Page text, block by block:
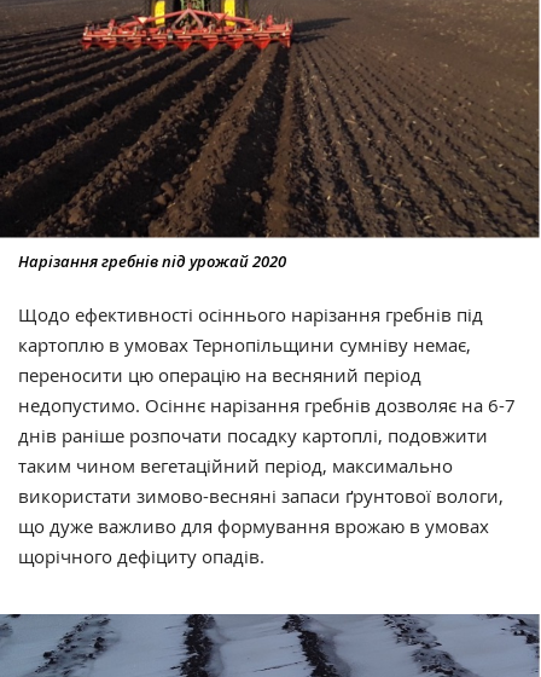
Нарізання гребнів під урожай 2020
Щодо ефективності осіннього нарізання гребнів під
картоплю в умовах Тернопільщини сумніву немає,
переносити цю операцію на весняний період
недопустимо. Осіннє нарізання гребнів дозволяє на 6-7
днів раніше розпочати посадку картоплі, подовжити
таким чином вегетаційний період, максимально
використати зимово-весняні запаси ґрунтової вологи,
що дуже важливо для формування врожаю в умовах
щорічного дефіциту опадів.